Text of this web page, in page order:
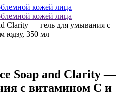
кожей лица
кожей лица
Clarity — гель для умывания с
юдзу, 350 мл
Soap and Clarity —
с витамином C и